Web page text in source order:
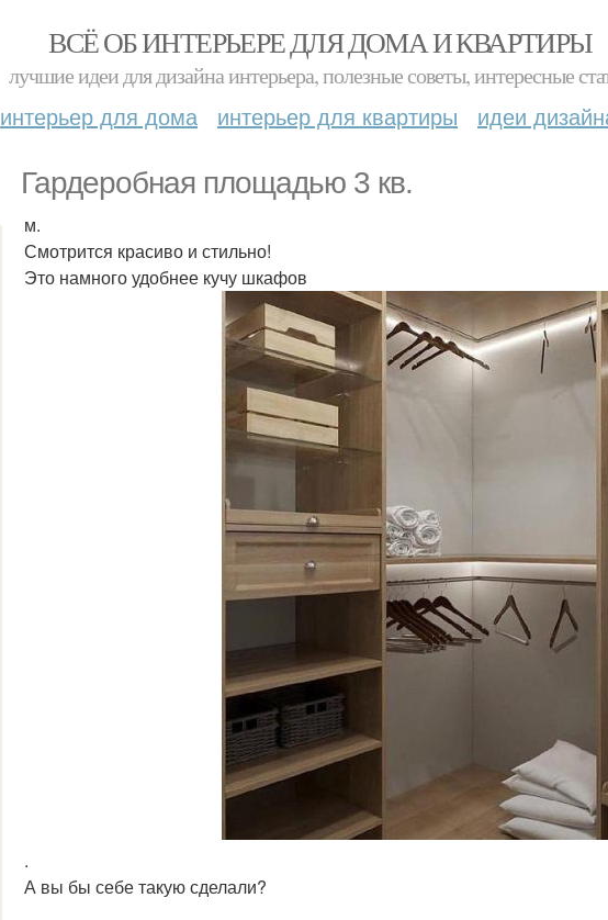
ВСЁ ОБ ИНТЕРЬЕРЕ ДЛЯ ДОМА И КВАРТИРЫ
лучшие идеи для дизайна интерьера, полезные советы, интересные
интерьер для дома интерьер для квартиры идеи
Гардеробная площадью 3 кв.
м.
Смотрится красиво и стильно!
Это намного удобнее кучу шкафов
.
А вы бы себе такую сделали?